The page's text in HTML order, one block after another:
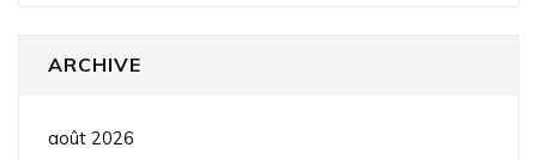
ARCHIVE
août 2026